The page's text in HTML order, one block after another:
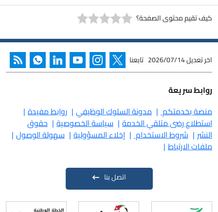
كيف تقيم محتوى الصفحة؟
اخر تعديل2026/07/14 تابعنا
روابط سريعة
منصة بخدمتكم مدونة السلوك الوظيفي
روابط مفيدة
استطلاع رضى متلقي الخدمة سياسة الخصوصية حقوق
النشر شروط الاستخدام إخلاء المسؤولية سهولة الوصول
ملفات الارتباط
اتصل بنا